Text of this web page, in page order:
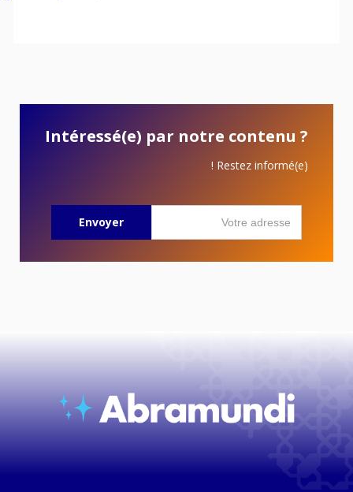
Intéressé(e) par notre contenu ?
Restez informé(e) !